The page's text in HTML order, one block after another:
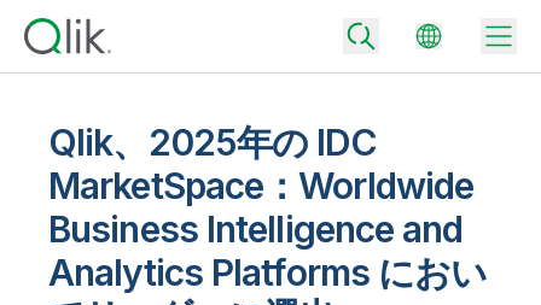
Back
Qlik が選ばれる理由
Back
Back
Back
Qlik、2025年の IDC
MarketSpace：Worldwide
Business Intelligence and
Analytics Platforms におい